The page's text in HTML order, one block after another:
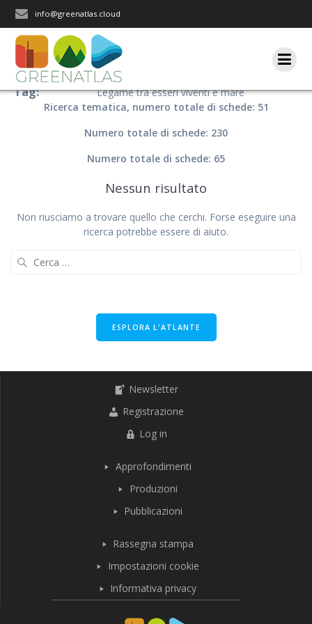
info@greenatlas.cloud
Tag:
Legame tra esseri viventi e mare
Ricerca tematica, numero totale di schede: 51
Numero totale di schede: 230
Numero totale di schede: 65
Nessun risultato
Non riusciamo a trovare quello che cerchi. Forse eseguire una
ricerca potrebbe essere di aiuto.
ESPLORA L'ATLANTE
Newsletter
Registrazione
Log in
Approfondimenti
Produzioni
Pubblicazioni
Rassegna stampa
Impostazioni cookie
Informativa privacy